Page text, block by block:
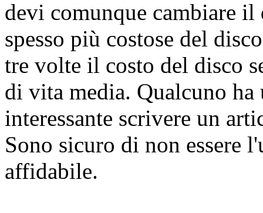
devi comunque cambiare
spesso più costose del
tre volte il costo del disco
di vita media. Qualcuno ha
interessante scrivere un
Sono sicuro di non essere
affidabile.